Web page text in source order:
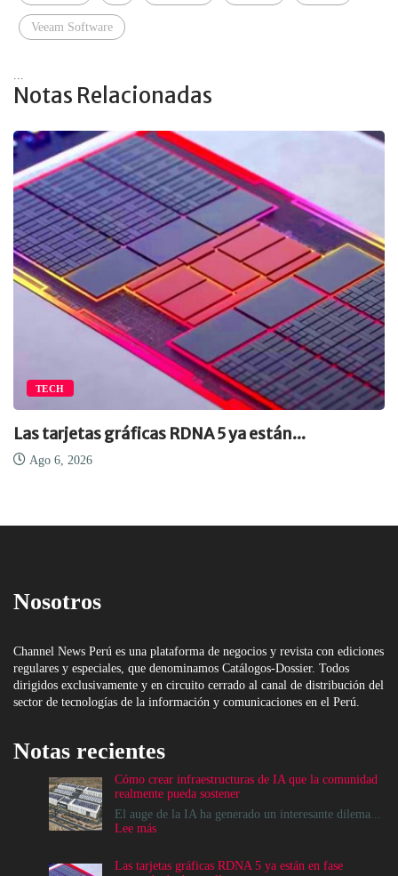
Veeam Software
Notas Relacionadas
TECH
Las tarjetas gráficas RDNA 5 ya están...
Ago 6, 2026
Nosotros
Channel News Perú es una plataforma de negocios y revista con ediciones
regulares y especiales, que denominamos Catálogos-Dossier. Todos
dirigidos exclusivamente y en circuito cerrado al canal de distribución del
sector de tecnologías de la información y comunicaciones en el Perú.
Notas recientes
Cómo crear infraestructuras de IA que la comunidad
realmente pueda sostener
El auge de la IA ha generado un interesante dilema...
Lee más:
infraestructuras
Las tarjetas gráficas RDNA 5 ya están en fase